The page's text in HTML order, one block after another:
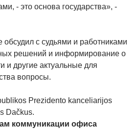
- это основа государства», -
обсудил с судьями и работниками
решений и информирование о
и другие актуальные для
вопросы.
Prezidento kanceliarijos
Dačkus.
коммуникации офиса